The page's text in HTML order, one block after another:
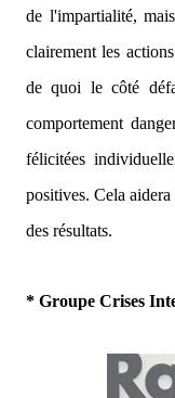
de l'impartialité,
clairement les
de quoi le côté
comportement
félicitées
positives. Cela
des résultats.
* Groupe Crises